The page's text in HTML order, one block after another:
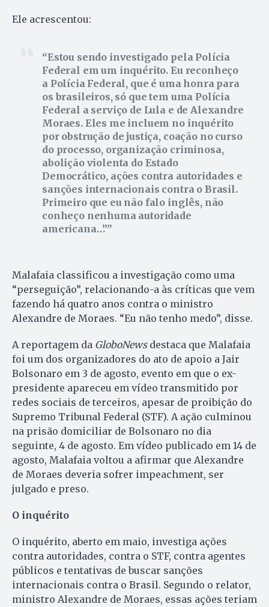
Ele acrescentou:
Estou sendo investigado pela Polícia
Federal em um inquérito. Eu reconheço
a Polícia Federal, que é uma honra para
os brasileiros, só que tem uma Polícia
Federal a serviço de Lula e de Alexandre
Moraes. Eles me incluem no inquérito
por obstrução de justiça, coação no curso
do processo, organização criminosa,
abolição violenta do Estado
Democrático, ações contra autoridades e
sanções internacionais contra o Brasil.
Primeiro que eu não falo inglês, não
conheço nenhuma autoridade
americana…”
Malafaia classificou a investigação como uma
“perseguição”, relacionando-a às críticas que vem
fazendo há quatro anos contra o ministro
Alexandre de Moraes. “Eu não tenho medo”, disse.
A reportagem da GloboNews destaca que Malafaia
foi um dos organizadores do ato de apoio a Jair
Bolsonaro em 3 de agosto, evento em que o ex-
presidente apareceu em vídeo transmitido por
redes sociais de terceiros, apesar de proibição do
Supremo Tribunal Federal (STF). A ação culminou
na prisão domiciliar de Bolsonaro no dia
seguinte, 4 de agosto. Em vídeo publicado em 14 de
agosto, Malafaia voltou a afirmar que Alexandre
de Moraes deveria sofrer impeachment, ser
julgado e preso.
O inquérito
O inquérito, aberto em maio, investiga ações
contra autoridades, contra o STF, contra agentes
públicos e tentativas de buscar sanções
internacionais contra o Brasil. Segundo o relator,
ministro Alexandre de Moraes, essas ações teriam